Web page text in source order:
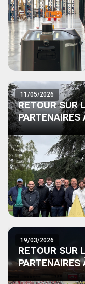
11/05/2026
RETOUR SUR
PARTENAIRES
19/03/2026
RETOUR SUR